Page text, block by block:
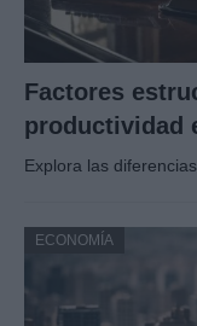
Factores
productividad
Explora las
ECONOMÍA